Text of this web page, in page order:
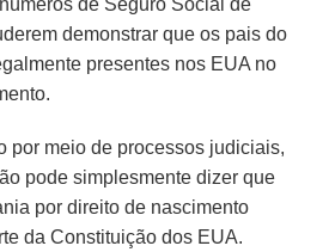
demonstrar que os pais do
presentes nos EUA no
por meio de processos judiciais,
pode simplesmente dizer que
por direito de nascimento
da Constituição dos EUA.